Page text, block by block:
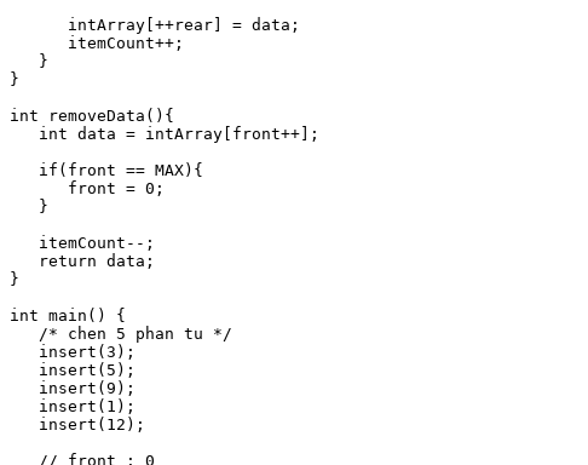
      intArray[++rear] = data;
      itemCount++;
   }
}
int removeData(){
   int data = intArray[front++];
   if(front == MAX){
      front = 0;
   }
   itemCount--;
   return data;
}
int main() {
   /* chen 5 phan tu */
   insert(3);
   insert(5);
   insert(9);
   insert(1);
   insert(12);
   // front : 0